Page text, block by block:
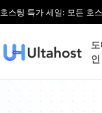
호스팅 특가 세일: 모든 호
도
인